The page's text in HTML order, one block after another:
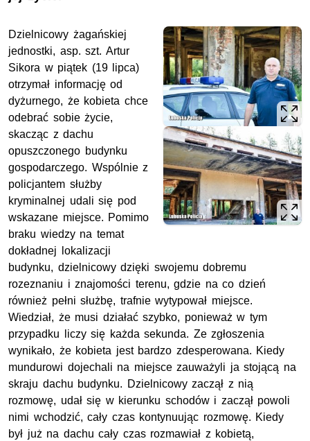
Dzielnicowy żagańskiej
jednostki, asp. szt. Artur
Sikora w piątek (19 lipca)
otrzymał informację od
dyżurnego, że kobieta chce
odebrać sobie życie,
skacząc z dachu
opuszczonego budynku
gospodarczego. Wspólnie z
policjantem służby
kryminalnej udali się pod
wskazane miejsce. Pomimo
braku wiedzy na temat
dokładnej lokalizacji
budynku, dzielnicowy dzięki swojemu dobremu
rozeznaniu i znajomości terenu, gdzie na co dzień
również pełni służbę, trafnie wytypował miejsce.
Wiedział, że musi działać szybko, ponieważ w tym
przypadku liczy się każda sekunda. Ze zgłoszenia
wynikało, że kobieta jest bardzo zdesperowana. Kiedy
mundurowi dojechali na miejsce zauważyli ja stojącą na
skraju dachu budynku. Dzielnicowy zaczął z nią
rozmowę, udał się w kierunku schodów i zaczął powoli
nimi wchodzić, cały czas kontynuując rozmowę. Kiedy
był już na dachu cały czas rozmawiał z kobietą,